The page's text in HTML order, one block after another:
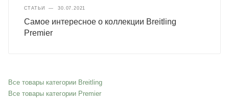
СТАТЬИ — 30.07.2021
Самое интересное о коллекции Breitling
Premier
Все товары категории Breitling
Все товары категории Premier